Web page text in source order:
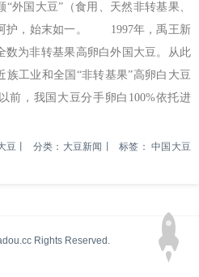
外国大豆”（食用、天然非转基果、
护，始末如一。 1997年，禹王新
数为非转基果高卵白外国大豆。从此
工业和全国“非转基果”高卵白大豆
，我国大豆分手卵白100%依托进
豆 分类：大豆新闻 标签：中国大豆
Rights Reserved.